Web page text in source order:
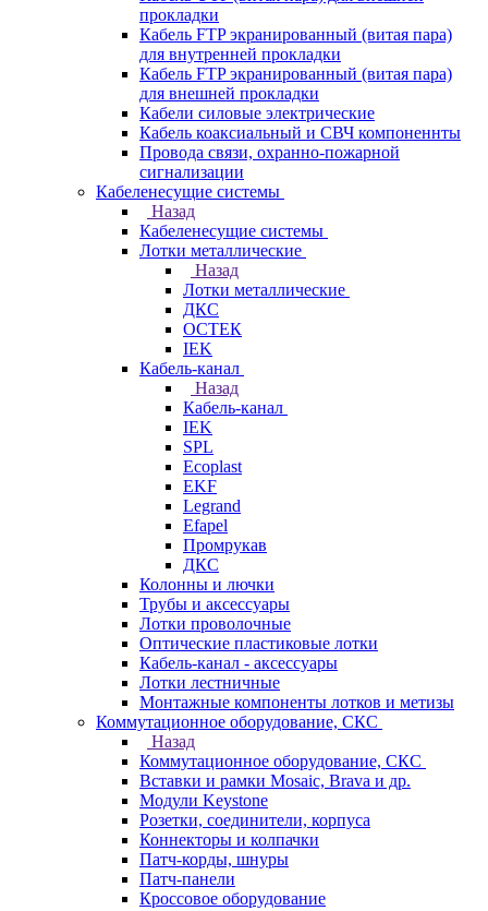
прокладки
Кабель FTP экранированный (витая пара)
для внутренней прокладки
Кабель FTP экранированный (витая пара)
для внешней прокладки
Кабели силовые электрические
Кабель коаксиальный и СВЧ компоненнты
Провода связи, охранно-пожарной
сигнализации
Кабеленесущие системы
Назад
Кабеленесущие системы
Лотки металлические
Назад
Лотки металлические
ДКС
ОСТЕК
IEK
Кабель-канал
Назад
Кабель-канал
IEK
SPL
Ecoplast
EKF
Legrand
Efapel
Промрукав
ДКС
Колонны и лючки
Трубы и аксессуары
Лотки проволочные
Оптические пластиковые лотки
Кабель-канал - аксессуары
Лотки лестничные
Монтажные компоненты лотков и метизы
Коммутационное оборудование, СКС
Назад
Коммутационное оборудование, СКС
Вставки и рамки Mosaic, Brava и др.
Модули Keystone
Розетки, соединители, корпуса
Коннекторы и колпачки
Патч-корды, шнуры
Патч-панели
Кроссовое оборудование